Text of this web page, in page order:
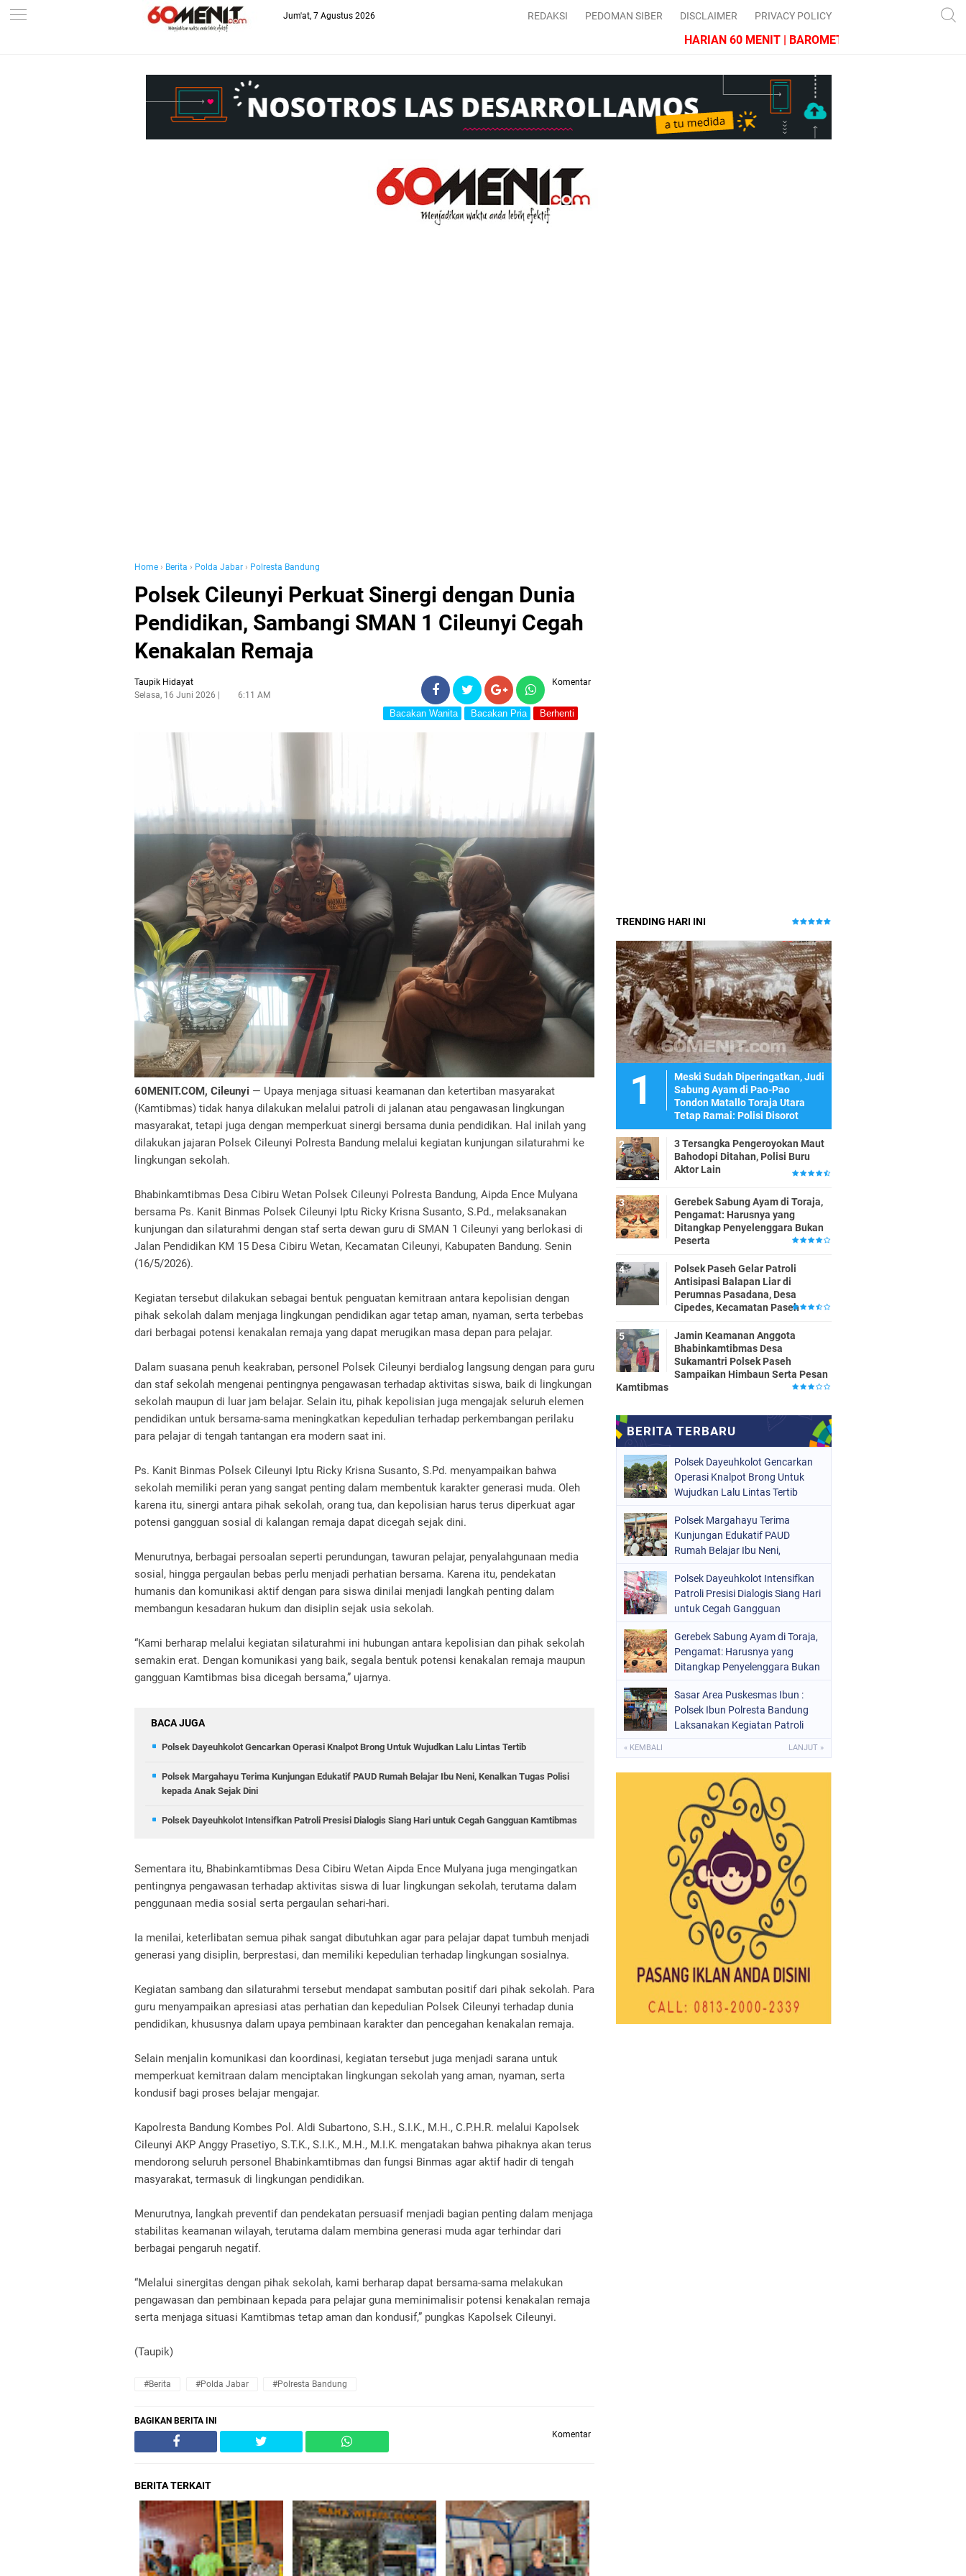
--> Jum'at, 7 Agustus 2026 REDAKSI PEDOMAN SIBER DISCLAIMER PRIVACY POLICY
HARIAN 60 MENIT | BAROMETER JAWA BARAT
Home › Berita › Polda Jabar › Polresta Bandung
Polsek Cileunyi Perkuat Sinergi dengan Dunia
Pendidikan, Sambangi SMAN 1 Cileunyi Cegah
Kenakalan Remaja
Taupik Hidayat
Selasa, 16 Juni 2026
6:11 AM
Komentar
Bacakan Wanita Bacakan Pria Berhenti
60MENIT.COM, Cileunyi — Upaya menjaga situasi keamanan dan ketertiban masyarakat
(Kamtibmas) tidak hanya dilakukan melalui patroli di jalanan atau pengawasan lingkungan
masyarakat, tetapi juga dengan memperkuat sinergi bersama dunia pendidikan. Hal inilah yang
dilakukan jajaran Polsek Cileunyi Polresta Bandung melalui kegiatan kunjungan silaturahmi ke
lingkungan sekolah.
Bhabinkamtibmas Desa Cibiru Wetan Polsek Cileunyi Polresta Bandung, Aipda Ence Mulyana
bersama Ps. Kanit Binmas Polsek Cileunyi Iptu Ricky Krisna Susanto, S.Pd., melaksanakan
kunjungan dan silaturahmi dengan staf serta dewan guru di SMAN 1 Cileunyi yang berlokasi di
Jalan Pendidikan KM 15 Desa Cibiru Wetan, Kecamatan Cileunyi, Kabupaten Bandung. Senin
(16/5/2026).
Kegiatan tersebut dilakukan sebagai bentuk penguatan kemitraan antara kepolisian dengan
pihak sekolah dalam menjaga lingkungan pendidikan agar tetap aman, nyaman, serta terbebas
dari berbagai potensi kenakalan remaja yang dapat merugikan masa depan para pelajar.
Dalam suasana penuh keakraban, personel Polsek Cileunyi berdialog langsung dengan para guru
dan staf sekolah mengenai pentingnya pengawasan terhadap aktivitas siswa, baik di lingkungan
sekolah maupun di luar jam belajar. Selain itu, pihak kepolisian juga mengajak seluruh elemen
pendidikan untuk bersama-sama meningkatkan kepedulian terhadap perkembangan perilaku
para pelajar di tengah tantangan era modern saat ini.
Ps. Kanit Binmas Polsek Cileunyi Iptu Ricky Krisna Susanto, S.Pd. menyampaikan bahwa
sekolah memiliki peran yang sangat penting dalam membentuk karakter generasi muda. Oleh
karena itu, sinergi antara pihak sekolah, orang tua, dan kepolisian harus terus diperkuat agar
potensi gangguan sosial di kalangan remaja dapat dicegah sejak dini.
Menurutnya, berbagai persoalan seperti perundungan, tawuran pelajar, penyalahgunaan media
sosial, hingga pergaulan bebas perlu menjadi perhatian bersama. Karena itu, pendekatan
humanis dan komunikasi aktif dengan para siswa dinilai menjadi langkah penting dalam
membangun kesadaran hukum dan disiplin sejak usia sekolah.
“Kami berharap melalui kegiatan silaturahmi ini hubungan antara kepolisian dan pihak sekolah
semakin erat. Dengan komunikasi yang baik, segala bentuk potensi kenakalan remaja maupun
gangguan Kamtibmas bisa dicegah bersama,” ujarnya.
BACA JUGA
Polsek Dayeuhkolot Gencarkan Operasi Knalpot Brong Untuk Wujudkan Lalu Lintas Tertib
Polsek Margahayu Terima Kunjungan Edukatif PAUD Rumah Belajar Ibu Neni, Kenalkan Tugas Polisi
kepada Anak Sejak Dini
Polsek Dayeuhkolot Intensifkan Patroli Presisi Dialogis Siang Hari untuk Cegah Gangguan Kamtibmas
Sementara itu, Bhabinkamtibmas Desa Cibiru Wetan Aipda Ence Mulyana juga mengingatkan
pentingnya pengawasan terhadap aktivitas siswa di luar lingkungan sekolah, terutama dalam
penggunaan media sosial serta pergaulan sehari-hari.
Ia menilai, keterlibatan semua pihak sangat dibutuhkan agar para pelajar dapat tumbuh menjadi
generasi yang disiplin, berprestasi, dan memiliki kepedulian terhadap lingkungan sosialnya.
Kegiatan sambang dan silaturahmi tersebut mendapat sambutan positif dari pihak sekolah. Para
guru menyampaikan apresiasi atas perhatian dan kepedulian Polsek Cileunyi terhadap dunia
pendidikan, khususnya dalam upaya pembinaan karakter dan pencegahan kenakalan remaja.
Selain menjalin komunikasi dan koordinasi, kegiatan tersebut juga menjadi sarana untuk
memperkuat kemitraan dalam menciptakan lingkungan sekolah yang aman, nyaman, serta
kondusif bagi proses belajar mengajar.
Kapolresta Bandung Kombes Pol. Aldi Subartono, S.H., S.I.K., M.H., C.P.H.R. melalui Kapolsek
Cileunyi AKP Anggy Prasetiyo, S.T.K., S.I.K., M.H., M.I.K. mengatakan bahwa pihaknya akan terus
mendorong seluruh personel Bhabinkamtibmas dan fungsi Binmas agar aktif hadir di tengah
masyarakat, termasuk di lingkungan pendidikan.
Menurutnya, langkah preventif dan pendekatan persuasif menjadi bagian penting dalam menjaga
stabilitas keamanan wilayah, terutama dalam membina generasi muda agar terhindar dari
berbagai pengaruh negatif.
“Melalui sinergitas dengan pihak sekolah, kami berharap dapat bersama-sama melakukan
pengawasan dan pembinaan kepada para pelajar guna meminimalisir potensi kenakalan remaja
serta menjaga situasi Kamtibmas tetap aman dan kondusif,” pungkas Kapolsek Cileunyi.
(Taupik)
#Berita #Polda Jabar #Polresta Bandung
BAGIKAN BERITA INI
Komentar
BERITA TERKAIT
TRENDING HARI INI
Meski Sudah Diperingatkan, Judi
Sabung Ayam di Pao-Pao
Tondon Matallo Toraja Utara
Tetap Ramai: Polisi Disorot
3 Tersangka Pengeroyokan Maut
Bahodopi Ditahan, Polisi Buru
Aktor Lain
Gerebek Sabung Ayam di Toraja,
Pengamat: Harusnya yang
Ditangkap Penyelenggara Bukan
Peserta
Polsek Paseh Gelar Patroli
Antisipasi Balapan Liar di
Perumnas Pasadana, Desa
Cipedes, Kecamatan Paseh
Jamin Keamanan Anggota
Bhabinkamtibmas Desa
Sukamantri Polsek Paseh
Sampaikan Himbaun Serta Pesan
Kamtibmas
Polsek Dayeuhkolot Gencarkan
Operasi Knalpot Brong Untuk
Wujudkan Lalu Lintas Tertib
Polsek Margahayu Terima
Kunjungan Edukatif PAUD
Rumah Belajar Ibu Neni,
Anak Sejak Dini
Polsek Dayeuhkolot Intensifkan
Patroli Presisi Dialogis Siang Hari
untuk Cegah Gangguan
Gerebek Sabung Ayam di Toraja,
Pengamat: Harusnya yang
Ditangkap Penyelenggara Bukan
Sasar Area Puskesmas Ibun :
Polsek Ibun Polresta Bandung
Laksanakan Kegiatan Patroli
« KEMBALI LANJUT »